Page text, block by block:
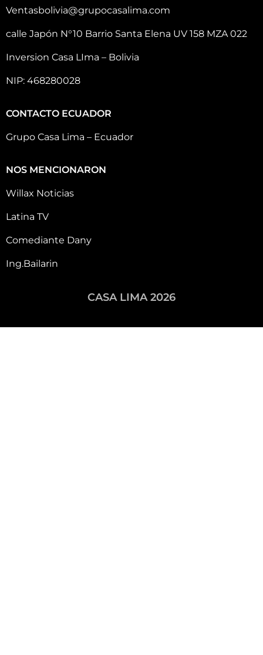
Ventasbolivia@grupocasalima.com
calle Japón N°10 Barrio Santa Elena UV 158 MZA 022
Inversion Casa LIma – Bolivia
NIP: 468280028
CONTACTO ECUADOR
Grupo Casa Lima – Ecuador
NOS MENCIONARON
Willax Noticias
Latina TV
Comediante Dany
Ing.Bailarin
CASA LIMA 2026